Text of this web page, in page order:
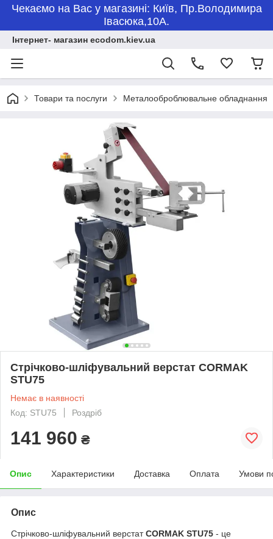
Чекаємо на Вас у магазині: Київ, Пр.Володимира
Івасюка,10А.
Інтернет- магазин ecodom.kiev.ua
Товари та послуги Металооброблювальне обладнання
Стрічково-шліфувальний верстат CORMAK
STU75
Немає в наявності
Код: STU75
Роздріб
141 960 ₴
Опис Характеристики Доставка Оплата Умови
Опис
Стрічково-шліфувальний верстатCORMAK STU75 - це